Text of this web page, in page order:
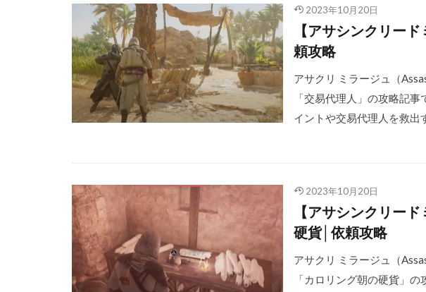
2023年10月20日
【アサシンクリー
頼攻略
アサクリ ミラージュ（
「交易代理人」の攻略記
イントや交易代理人を救
2023年10月20日
【アサシンクリー
硬貨│依頼攻略
アサクリ ミラージュ（
「カロリング朝の硬貨」